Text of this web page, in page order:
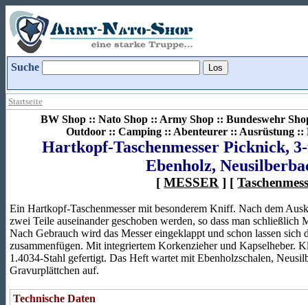
Suche
Startseite
BW Shop :: Nato Shop :: Army Shop :: Bundeswehr
Outdoor :: Camping :: Abenteurer :: Ausrüstung ::
Hartkopf-Taschenmesser Picknick,
Ebenholz,
[MESSER ] [
Ein Hartkopf-Taschenmesser mit besonderem Kniff. Nach dem
zwei Teile auseinander geschoben werden, so dass man schließlich
Nach Gebrauch wird das Messer eingeklappt und schon lassen sich
zusammenfügen. Mit integriertem Korkenzieher und Kapselheber.
1.4034-Stahl gefertigt. Das Heft wartet mit Ebenholzschalen,
Gravurplättchen auf.
Technische Daten